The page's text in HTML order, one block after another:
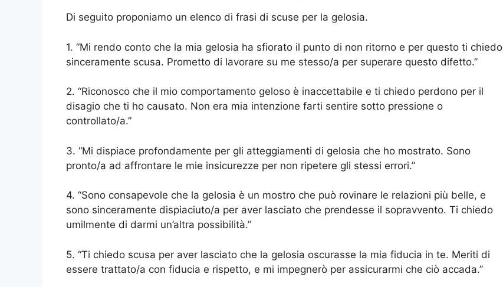
Di seguito proponiamo un elenco di frasi di scuse per la gelosia.
1. “Mi rendo conto che la mia gelosia ha sfiorato il punto di non ritorno e per questo ti chiedo
sinceramente scusa. Prometto di lavorare su me stesso/a per superare questo difetto.”
2. “Riconosco che il mio comportamento geloso è inaccettabile e ti chiedo perdono per il
disagio che ti ho causato. Non era mia intenzione farti sentire sotto pressione o
controllato/a.”
3. “Mi dispiace profondamente per gli atteggiamenti di gelosia che ho mostrato. Sono
pronto/a ad affrontare le mie insicurezze per non ripetere gli stessi errori.”
4. “Sono consapevole che la gelosia è un mostro che può rovinare le relazioni più belle, e
sono sinceramente dispiaciuto/a per aver lasciato che prendesse il sopravvento. Ti chiedo
umilmente di darmi un’altra possibilità.”
5. “Ti chiedo scusa per aver lasciato che la gelosia oscurasse la mia fiducia in te. Meriti di
essere trattato/a con fiducia e rispetto, e mi impegnerò per assicurarmi che ciò accada.”